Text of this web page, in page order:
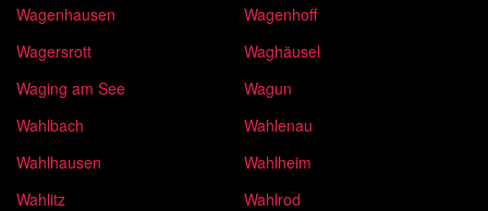
Wagenhausen
Wagenhoff
Wagersrott
Waghäusel
Waging am See
Wagun
Wahlbach
Wahlenau
Wahlhausen
Wahlheim
Wahlitz
Wahlrod